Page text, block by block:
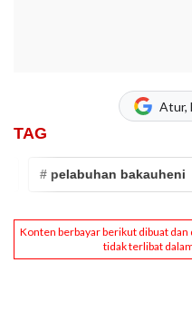
Atur,
TAG
# pelabuhan bakauheni